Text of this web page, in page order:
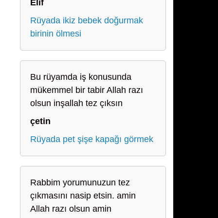
Elif
Rüyada ikiz bebek doğurmak
birinin ölmesi
Bu rüyamda iş konusunda
mükemmel bir tabir Allah razı
olsun inşallah tez çıksın
çetin
Rüyada pet şişe kapağı görmek
Rabbim yorumunuzun tez
çıkmasını nasip etsin. amin
Allah razı olsun amin